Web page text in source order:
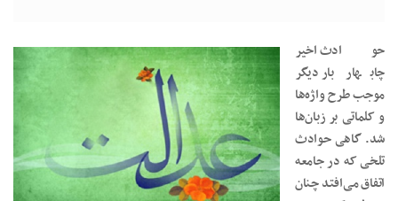
حوادث اخیر
چابهار بار دیگر
موجب طرح واژه‌ها
و کلماتی بر زبان‌ها
شد. گاهی حوادث
تلخی که در جامعه
اتفاق می‌افتد چنان